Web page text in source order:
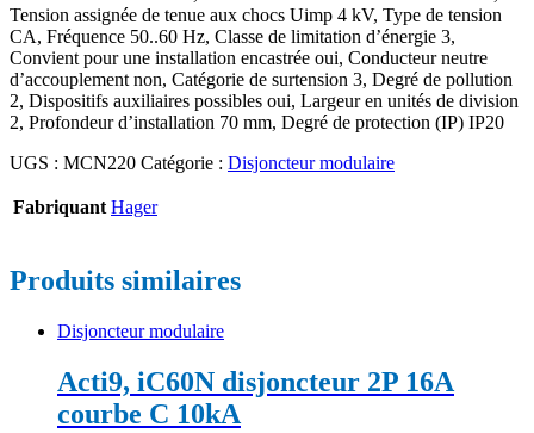
Tension assignée de tenue aux chocs Uimp 4 kV, Type de tension
CA, Fréquence 50..60 Hz, Classe de limitation d’énergie 3,
Convient pour une installation encastrée oui, Conducteur neutre
d’accouplement non, Catégorie de surtension 3, Degré de pollution
2, Dispositifs auxiliaires possibles oui, Largeur en unités de division
2, Profondeur d’installation 70 mm, Degré de protection (IP) IP20
UGS : MCN220 Catégorie : Disjoncteur modulaire
Fabriquant Hager
Produits similaires
Disjoncteur modulaire
Acti9, iC60N disjoncteur 2P 16A
courbe C 10kA